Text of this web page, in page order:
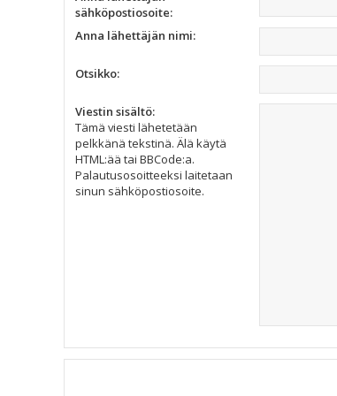
sähköpostiosoite:
Anna lähettäjän nimi:
Otsikko:
Viestin sisältö:
Tämä viesti lähetetään
pelkkänä tekstinä. Älä käytä
HTML:ää tai BBCode:a.
Palautusosoitteeksi laitetaan
sinun sähköpostiosoite.